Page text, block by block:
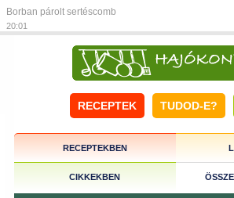
Borban párolt sertéscomb
20:01
RECEPTEK TUDOD-E?
RECEPTEKBEN
CIKKEKBEN